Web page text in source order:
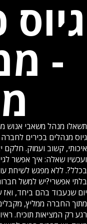
-
תשאלו מנהל משאבי אנוש
גיוס מנהלים בכירים
איכותי, קשוב ועמוק. חלקם
ועכשיו שאלה: איך אפשר
בכלל?. ללא מפגש לשיחת
יום שנעבוד בהם ביחד,
מתוך החברה ממליץ,
רגע רק המציאות תוכיח.